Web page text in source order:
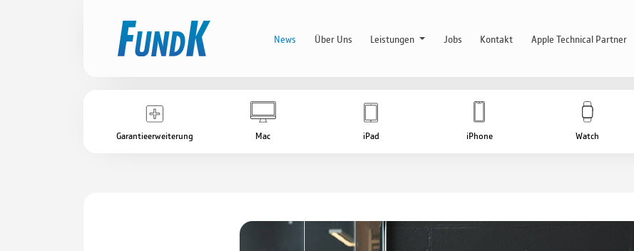
News Über Uns Leistungen Jobs Kontakt Apple Technical Partner
Garantieerweiterung Mac iPad iPhone Watch